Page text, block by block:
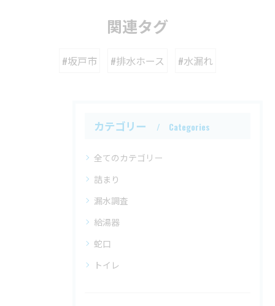
関連タグ
#坂戸市 #排水ホース #水漏れ
カテゴリー Categories
全てのカテゴリー
詰まり
漏水調査
給湯器
蛇口
トイレ